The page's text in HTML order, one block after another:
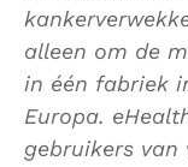
alleen om de
in één fabriek
Europa.
gebruikers